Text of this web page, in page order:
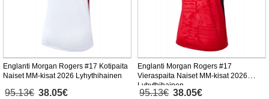
Englanti Morgan Rogers #17 Kotipaita
Naiset MM-kisat 2026 Lyhythihainen
95.13€ 38.05€
Englanti Morgan Rogers #17
Vieraspaita Naiset MM-kisat 2026
Lyhythihainen
95.13€ 38.05€